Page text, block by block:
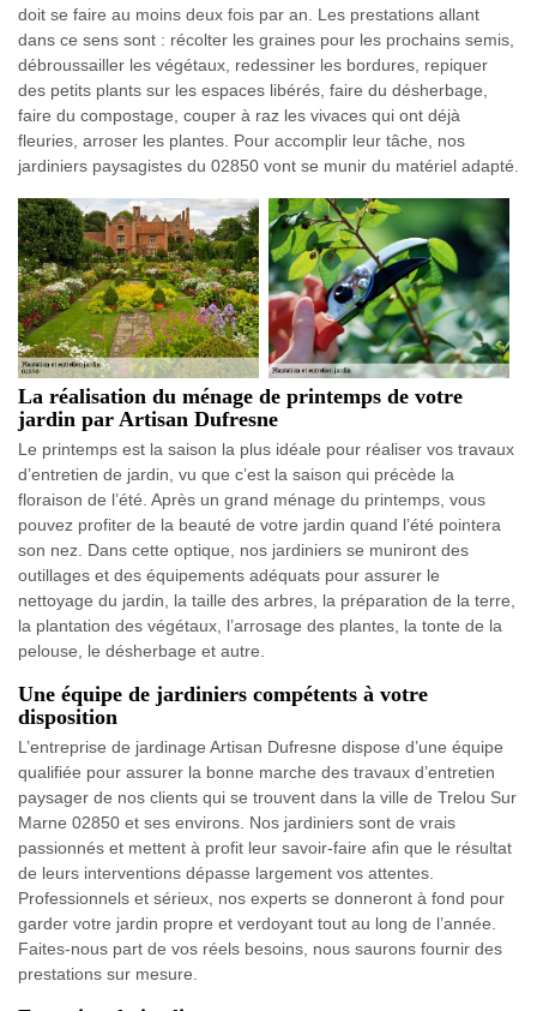
doit se faire au moins deux fois par an. Les prestations allant
dans ce sens sont : récolter les graines pour les prochains semis,
débroussailler les végétaux, redessiner les bordures, repiquer
des petits plants sur les espaces libérés, faire du désherbage,
faire du compostage, couper à raz les vivaces qui ont déjà
fleuries, arroser les plantes. Pour accomplir leur tâche, nos
jardiniers paysagistes du 02850 vont se munir du matériel adapté.
La réalisation du ménage de printemps de votre
jardin par Artisan Dufresne
Le printemps est la saison la plus idéale pour réaliser vos travaux
d’entretien de jardin, vu que c’est la saison qui précède la
floraison de l’été. Après un grand ménage du printemps, vous
pouvez profiter de la beauté de votre jardin quand l’été pointera
son nez. Dans cette optique, nos jardiniers se muniront des
outillages et des équipements adéquats pour assurer le
nettoyage du jardin, la taille des arbres, la préparation de la terre,
la plantation des végétaux, l’arrosage des plantes, la tonte de la
pelouse, le désherbage et autre.
Une équipe de jardiniers compétents à votre
disposition
L’entreprise de jardinage Artisan Dufresne dispose d’une équipe
qualifiée pour assurer la bonne marche des travaux d’entretien
paysager de nos clients qui se trouvent dans la ville de Trelou Sur
Marne 02850 et ses environs. Nos jardiniers sont de vrais
passionnés et mettent à profit leur savoir-faire afin que le résultat
de leurs interventions dépasse largement vos attentes.
Professionnels et sérieux, nos experts se donneront à fond pour
garder votre jardin propre et verdoyant tout au long de l’année.
Faites-nous part de vos réels besoins, nous saurons fournir des
prestations sur mesure.